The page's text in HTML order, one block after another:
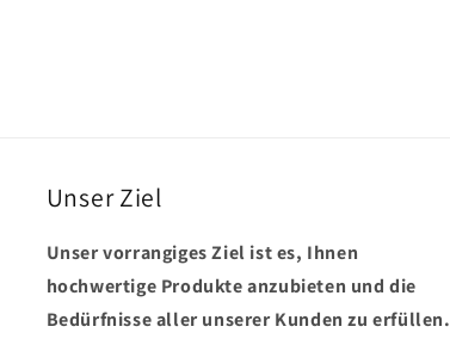
Unser Ziel
Unser vorrangiges Ziel ist es, Ihnen
hochwertige Produkte anzubieten und die
Bedürfnisse aller unserer Kunden zu erfüllen.